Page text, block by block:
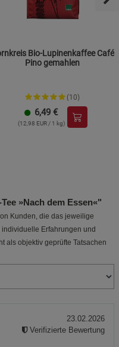
Bio-Lupinenkaffee Café
Pino gemahlen
(10)
6,49 €
(12,98 EUR / 1 kg)
»Nach dem Essen«"
Kunden, die das jeweilige
Erfahrungen und
als objektiv geprüfte Tatsachen
23.02.2026
Verifizierte Bewertung